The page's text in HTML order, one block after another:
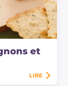
et
LIRE